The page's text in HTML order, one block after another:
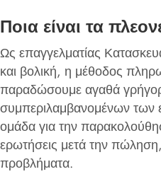
Ποια είναι τα
Ως επαγγελματίας
και βολική, η μέθοδος
παραδώσουμε αγαθά
συμπεριλαμβανομένων των
ομάδα για την
ερωτήσεις μετά την
προβλήματα.